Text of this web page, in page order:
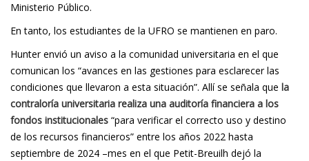
Ministerio Público.
En tanto, los estudiantes de la UFRO se mantienen en paro.
Hunter envió un aviso a la comunidad universitaria en el que
comunican los “avances en las gestiones para esclarecer las
condiciones que llevaron a esta situación”. Allí se señala que la
contraloría universitaria realiza una auditoría financiera a los
fondos institucionales “para verificar el correcto uso y destino
de los recursos financieros” entre los años 2022 hasta
septiembre de 2024 –mes en el que Petit-Breuilh dejó la